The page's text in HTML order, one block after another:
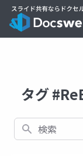
タグ
検索